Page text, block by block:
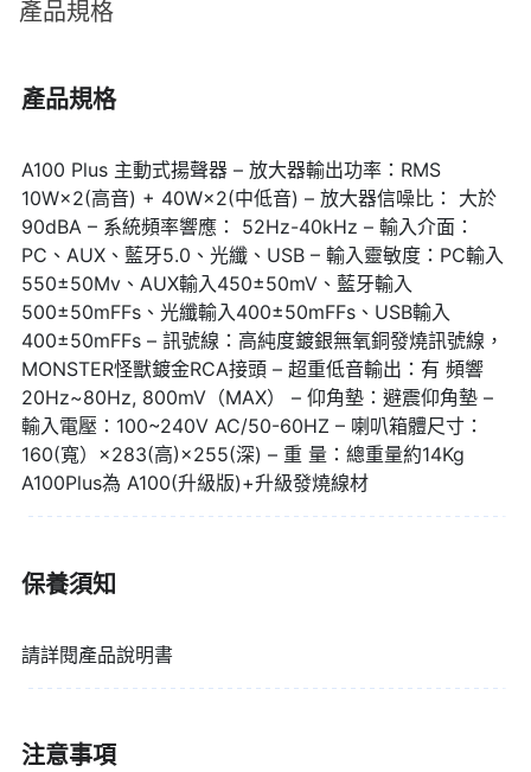
▌高音靈動，低音沉穩，並不是那麼簡
AIRPULSE A100 Plus主動式音箱(A100-W)的平面鋁絲帶號角高
音，並搭配18MM 高強度 MDF的箱體，讓音場寬廣，各種音樂都可
以沉浸其中！
延伸閱讀｜2.1喇叭推薦！這3款讓你在家享受磅礡低音
▌通過認證的音質，感受親臨現場的震
撼
帶給您無損音質的完美播放體驗！
產品規格
產品規格
A100 Plus 主動式揚聲器 – 放大器輸出功率：RMS
10W×2(高音) + 40W×2(中低音) – 放大器信噪比： 大於
90dBA – 系統頻率響應： 52Hz-40kHz – 輸入介面：
PC、AUX、藍牙5.0、光纖、USB – 輸入靈敏度：PC輸入
550±50Mv、AUX輸入450±50mV、藍牙輸入
500±50mFFs、光纖輸入400±50mFFs、USB輸入
400±50mFFs – 訊號線：高純度鍍銀無氧銅發燒訊號線，
MONSTER怪獸鍍金RCA接頭 – 超重低音輸出：有 頻響
20Hz~80Hz, 800mV（MAX） – 仰角墊：避震仰角墊 –
輸入電壓：100~240V AC/50-60HZ – 喇叭箱體尺寸：
160(寬）×283(高)×255(深) – 重 量：總重量約14Kg
A100Plus為 A100(升級版)+升級發燒線材
保養須知
請詳閱產品說明書
注意事項